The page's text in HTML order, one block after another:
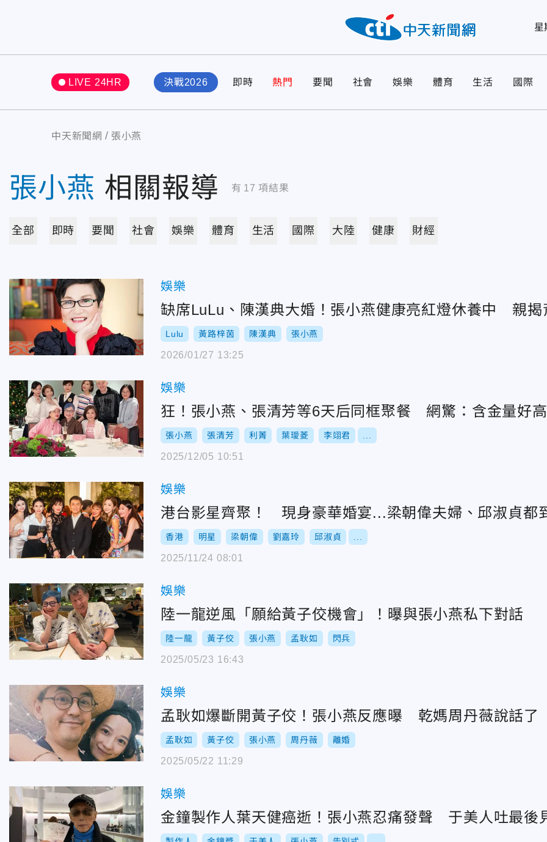
星
LIVE 24HR 決戰2026 即時 熱門 要聞 社會 娛樂 體育 生活 國際
中天新聞網 張小燕
張小燕 相關報導 有 17 項結果
全部 即時 要聞 社會 娛樂 體育 生活 國際 大陸 健康 財經
娛樂
缺席LuLu、陳漢典大婚！張小燕健康亮紅燈休養中 親揭
Lulu 黃路梓茵 陳漢典 張小燕
2026/01/27 13:25
娛樂
狂！張小燕、張清芳等6天后同框聚餐 網驚：含金量好高
張小燕 張清芳 利菁 葉璦菱 李翊君
2025/12/05 10:51
娛樂
港台影星齊聚！ 現身豪華婚宴...梁朝偉夫婦、邱淑貞都
香港 明星 梁朝偉 劉嘉玲 邱淑貞
2025/11/24 08:01
娛樂
陸一龍逆風「願給黃子佼機會」！曝與張小燕私下對話
陸一龍 黃子佼 張小燕 孟耿如 閃兵
2025/05/23 16:43
娛樂
孟耿如爆斷開黃子佼！張小燕反應曝 乾媽周丹薇說話了
孟耿如 黃子佼 張小燕 周丹薇 離婚
2025/05/22 11:29
娛樂
金鐘製作人葉天健癌逝！張小燕忍痛發聲 于美人吐最後